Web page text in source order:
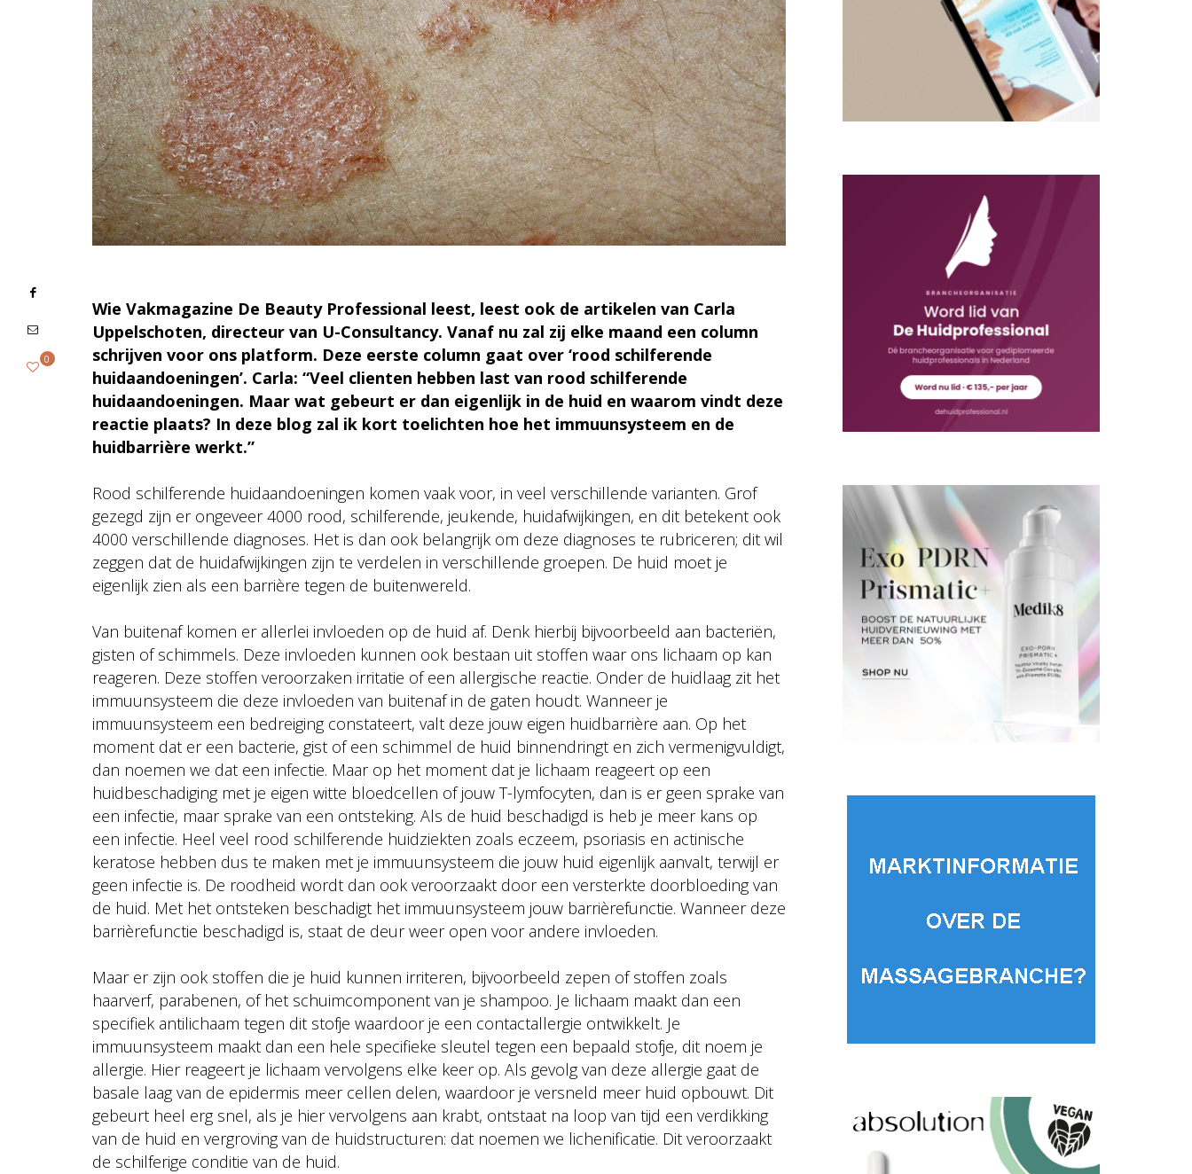
Wie Vakmagazine De Beauty Professional leest, leest ook de artikelen van Carla
Uppelschoten, directeur van U-Consultancy. Vanaf nu zal zij elke maand een column
schrijven voor ons platform. Deze eerste column gaat over ‘rood schilferende
huidaandoeningen’. Carla: “Veel clienten hebben last van rood schilferende
huidaandoeningen. Maar wat gebeurt er dan eigenlijk in de huid en waarom vindt deze
reactie plaats? In deze blog zal ik kort toelichten hoe het immuunsysteem en de
huidbarrière werkt.”
Rood schilferende huidaandoeningen komen vaak voor, in veel verschillende varianten. Grof
gezegd zijn er ongeveer 4000 rood, schilferende, jeukende, huidafwijkingen, en dit betekent ook
4000 verschillende diagnoses. Het is dan ook belangrijk om deze diagnoses te rubriceren; dit wil
zeggen dat de huidafwijkingen zijn te verdelen in verschillende groepen. De huid moet je
eigenlijk zien als een barrière tegen de buitenwereld.
Van buitenaf komen er allerlei invloeden op de huid af. Denk hierbij bijvoorbeeld aan bacteriën,
gisten of schimmels. Deze invloeden kunnen ook bestaan uit stoffen waar ons lichaam op kan
reageren. Deze stoffen veroorzaken irritatie of een allergische reactie. Onder de huidlaag zit het
immuunsysteem die deze invloeden van buitenaf in de gaten houdt. Wanneer je
immuunsysteem een bedreiging constateert, valt deze jouw eigen huidbarrière aan. Op het
moment dat er een bacterie, gist of een schimmel de huid binnendringt en zich vermenigvuldigt,
dan noemen we dat een infectie. Maar op het moment dat je lichaam reageert op een
huidbeschadiging met je eigen witte bloedcellen of jouw T-lymfocyten, dan is er geen sprake van
een infectie, maar sprake van een ontsteking. Als de huid beschadigd is heb je meer kans op
een infectie. Heel veel rood schilferende huidziekten zoals eczeem, psoriasis en actinische
keratose hebben dus te maken met je immuunsysteem die jouw huid eigenlijk aanvalt, terwijl er
geen infectie is. De roodheid wordt dan ook veroorzaakt door een versterkte doorbloeding van
de huid. Met het ontsteken beschadigt het immuunsysteem jouw barrièrefunctie. Wanneer deze
barrièrefunctie beschadigd is, staat de deur weer open voor andere invloeden.
Maar er zijn ook stoffen die je huid kunnen irriteren, bijvoorbeeld zepen of stoffen zoals
haarverf, parabenen, of het schuimcomponent van je shampoo. Je lichaam maakt dan een
specifiek antilichaam tegen dit stofje waardoor je een contactallergie ontwikkelt. Je
immuunsysteem maakt dan een hele specifieke sleutel tegen een bepaald stofje, dit noem je
allergie. Hier reageert je lichaam vervolgens elke keer op. Als gevolg van deze allergie gaat de
basale laag van de epidermis meer cellen delen, waardoor je versneld meer huid opbouwt. Dit
gebeurt heel erg snel, als je hier vervolgens aan krabt, ontstaat na loop van tijd een verdikking
van de huid en vergroving van de huidstructuren: dat noemen we lichenificatie. Dit veroorzaakt
de schilferige conditie van de huid.
0